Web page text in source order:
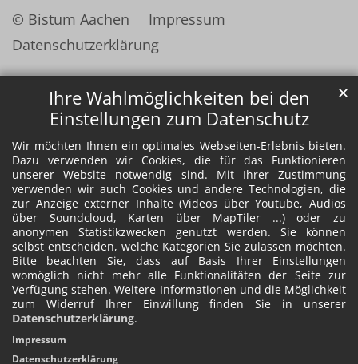
Ihre Wahlmöglichkeiten bei den
Einstellungen zum Datenschutz
Wir möchten Ihnen ein optimales Webseiten-Erlebnis bieten.
Dazu verwenden wir Cookies, die für das Funktionieren
unserer Website notwendig sind. Mit Ihrer Zustimmung
verwenden wir auch Cookies und andere Technologien, die
zur Anzeige externer Inhalte (Videos über Youtube, Audios
über Soundcloud, Karten über MapTiler ...) oder zu
anonymen Statistikzwecken genutzt werden. Sie können
selbst entscheiden, welche Kategorien Sie zulassen möchten.
Bitte beachten Sie, dass auf Basis Ihrer Einstellungen
womöglich nicht mehr alle Funktionalitäten der Seite zur
Verfügung stehen. Weitere Informationen und die Möglichkeit
zum Widerruf Ihrer Einwillung finden Sie in unserer
Datenschutzerklärung.
✕
Impressum
Datenschutzerklärung
© Bistum Aachen
Impressum
Datenschutzerklärung